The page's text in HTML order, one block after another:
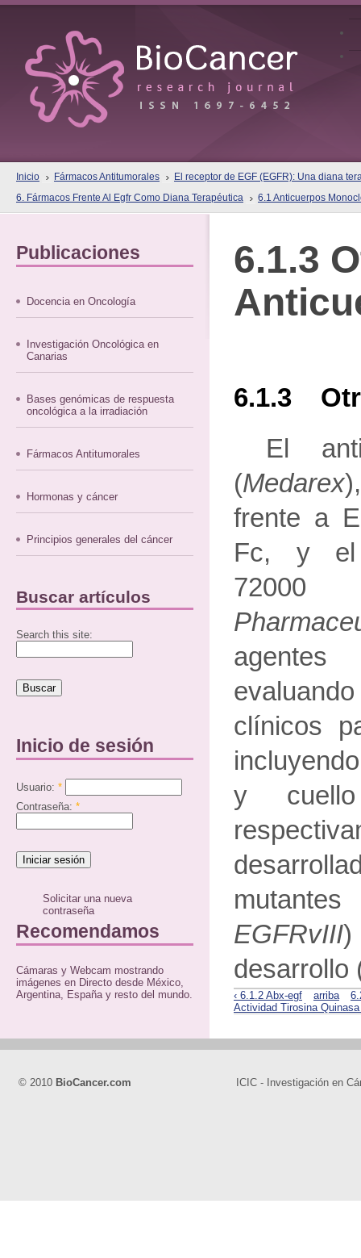
Inicio Fármacos Antitumorales
El receptor de EGF (EGFR): Una diana
6. Fármacos Frente Al Egfr Como Diana Terapéutica
6.1 Anticuerpos
Publicaciones
Docencia en Oncología
Investigación Oncológica en
Canarias
Bases genómicas de respuesta
oncológica a la irradiación
Fármacos Antitumorales
Hormonas y cáncer
Principios generales del cáncer
Buscar artículos
Search this site:
Inicio de sesión
Usuario: *
Contraseña: *
Solicitar una nueva
contraseña
Recomendamos
Cámaras y Webcam mostrando
imágenes en Directo desde México,
Argentina, España y resto del mundo.
6.1.3
6.1.3
El
(Medarex
frente a
Fc, y el
clínicos
y
EGFRvIII)
desarrollo
‹ 6.1.2 Abx-egf arriba
Actividad Tirosina Quinasa
© 2010 BioCancer.com ICIC - Investigación en